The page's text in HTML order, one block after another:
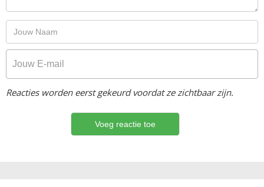
Reacties worden eerst gekeurd voordat ze zichtbaar zijn.